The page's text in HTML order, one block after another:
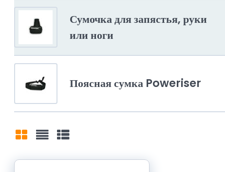
Сумочка для запястья, руки
или ноги
Поясная сумка Poweriser